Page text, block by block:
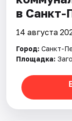
в Санкт-
14 августа
Город: Санкт-
Площадка: